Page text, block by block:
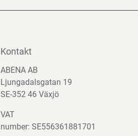
Kontakt
ABENA AB
Ljungadalsgatan 19
SE-352 46 Växjö
VAT
number: SE556361881701